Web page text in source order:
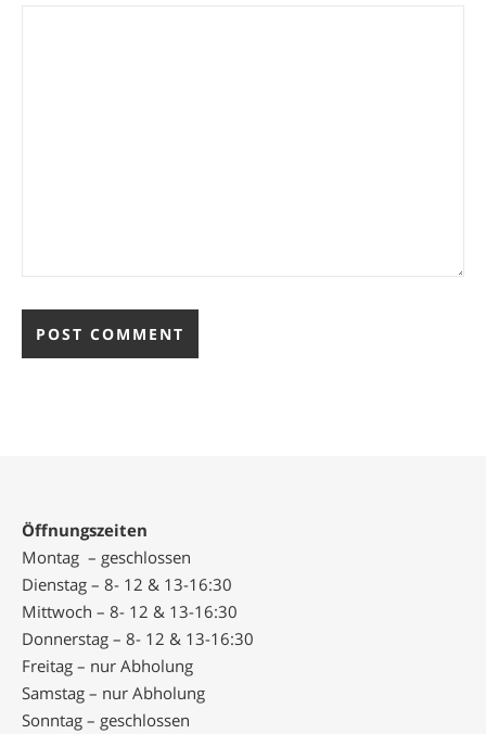
Öffnungszeiten
Montag – geschlossen
Dienstag – 8- 12 & 13-16:30
Mittwoch – 8- 12 & 13-16:30
Donnerstag – 8- 12 & 13-16:30
Freitag – nur Abholung
Samstag – nur Abholung
Sonntag – geschlossen